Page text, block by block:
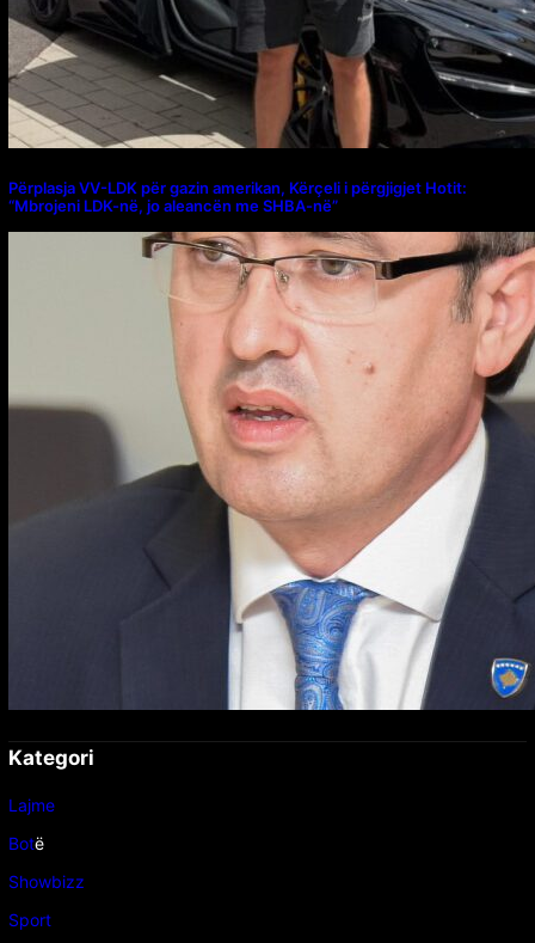
Përplasja VV-LDK për gazin amerikan, Kërçeli i përgjigjet Hotit:
“Mbrojeni LDK-në, jo aleancën me SHBA-në”
Kategori
Lajme
Botë
Showbizz
Sport